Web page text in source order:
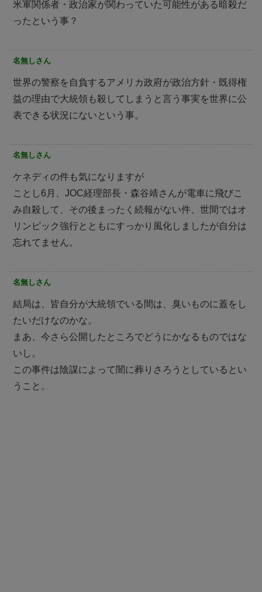
米軍関係者・政治家が関わっていた可能性がある暗殺だ
ったという事？
名無しさん
世界の警察を自負するアメリカ政府が政治方針・既得権
益の理由で大統領も殺してしまうと言う事実を世界に公
表できる状況にないという事。
名無しさん
ケネディの件も気になりますが
ことし6月、JOC経理部長・森谷靖さんが電車に飛びこ
み自殺して、その後まったく続報がない件、世間ではオ
リンピック強行とともにすっかり風化しましたが自分は
忘れてません。
名無しさん
結局は、皆自分が大統領でいる間は、臭いものに蓋をし
たいだけなのかな。
まあ、今さら公開したところでどうにかなるものではな
いし。
この事件は陰謀によって闇に葬りさろうとしているとい
うこと。